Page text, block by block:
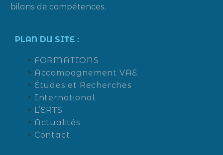
bilans de compétences.
PLAN DU SITE :
FORMATIONS
Accompagnement VAE
Études et Recherches
International
L’ERTS
Actualités
Contact